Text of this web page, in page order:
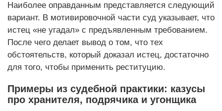
Наиболее оправданным представляется следующий
вариант. В мотивировочной части суд указывает, что
истец «не угадал» с предъявленным требованием.
После чего делает вывод о том, что тех
обстоятельств, который доказал истец, достаточно
для того, чтобы применить реституцию.
Примеры из судебной практики: казусы
про хранителя, подрячика и угонщика